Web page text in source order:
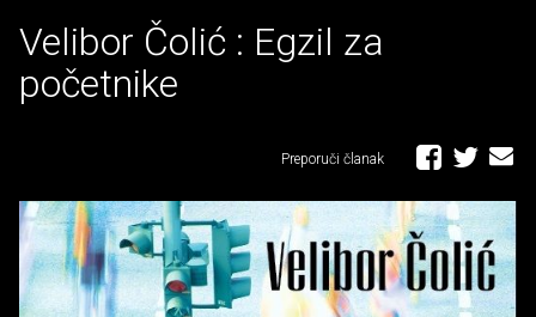
Velibor Čolić : Egzil za
početnike
Preporuči članak